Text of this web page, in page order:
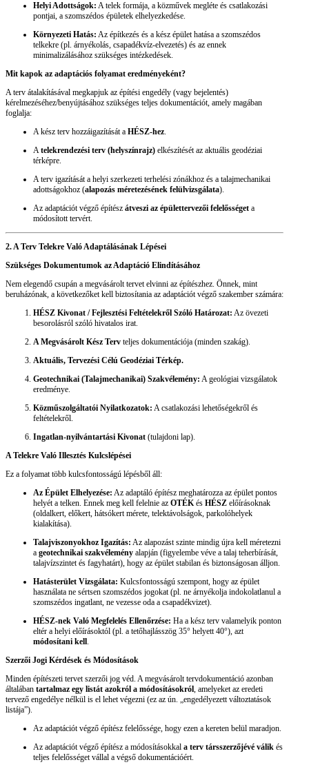
Helyi Adottságok: A telek formája, a közművek megléte és csatlakozási
pontjai, a szomszédos épületek elhelyezkedése.
Környezeti Hatás: Az építkezés és a kész épület hatása a szomszédos
telkekre (pl. árnyékolás, csapadékvíz-elvezetés) és az ennek
minimalizálásához szükséges intézkedések.
Mit kapok az adaptációs folyamat eredményeként?
A terv átalakításával megkapjuk az építési engedély (vagy bejelentés)
kérelmezéséhez/benyújtásához szükséges teljes dokumentációt, amely magában
foglalja:
A kész terv hozzáigazítását a HÉSZ-hez.
Atelekrendezési terv (helyszínrajz) elkészítését az aktuális geodéziai
térképre.
A terv igazítását a helyi szerkezeti terhelési zónákhoz és a talajmechanikai
adottságokhoz (alapozás méretezésének felülvizsgálata).
Az adaptációt végző építész átveszi az épülettervezői felelősséget a
módosított tervért.
2. A Terv Telekre Való Adaptálásának Lépései
Szükséges Dokumentumok az Adaptáció Elindításához
Nem elegendő csupán a megvásárolt tervet elvinni az építészhez. Önnek, mint
beruházónak, a következőket kell biztosítania az adaptációt végző szakember számára:
HÉSZ Kivonat / Fejlesztési Feltételekről Szóló Határozat: Az övezeti
besorolásról szóló hivatalos irat.
A Megvásárolt Kész Terv teljes dokumentációja (minden szakág).
Aktuális, Tervezési Célú Geodéziai Térkép.
Geotechnikai (Talajmechanikai) Szakvélemény: A geológiai vizsgálatok
eredménye.
Közműszolgáltatói Nyilatkozatok: A csatlakozási lehetőségekről és
feltételekről.
Ingatlan-nyilvántartási Kivonat (tulajdoni lap).
A Telekre Való Illesztés Kulcslépései
Ez a folyamat több kulcsfontosságú lépésből áll:
Az Épület Elhelyezése: Az adaptáló építész meghatározza az épület pontos
helyét a telken. Ennek meg kell felelnie az OTÉKés HÉSZ előírásoknak
(oldalkert, előkert, hátsókert mérete, telektávolságok, parkolóhelyek
kialakítása).
Talajviszonyokhoz Igazítás: Az alapozást szinte mindig újra kell méretezni
a geotechnikai szakvélemény alapján (figyelembe véve a talaj teherbírását,
talajvízszintet és fagyhatárt), hogy az épület stabilan és biztonságosan álljon.
Hatásterület Vizsgálata: Kulcsfontosságú szempont, hogy az épület
használata ne sértsen szomszédos jogokat (pl. ne árnyékolja indokolatlanul a
szomszédos ingatlant, ne vezesse oda a csapadékvizet).
HÉSZ-nek Való Megfelelés Ellenőrzése: Ha a kész terv valamelyik ponton
eltér a helyi előírásoktól (pl. a tetőhajlásszög 35° helyett 40°), azt
módosítani kell.
Szerzői Jogi Kérdések és Módosítások
Minden építészeti tervet szerzői jog véd. A megvásárolt tervdokumentáció azonban
általában tartalmaz egy listát azokról a módosításokról, amelyeket az eredeti
tervező engedélye nélkül is el lehet végezni (ez az ún. „engedélyezett változtatások
listája”).
Az adaptációt végző építész felelőssége, hogy ezen a kereten belül maradjon.
Az adaptációt végző építész a módosításokkal a terv társszerzőjévé válik és
teljes felelősséget vállal a végső dokumentációért.